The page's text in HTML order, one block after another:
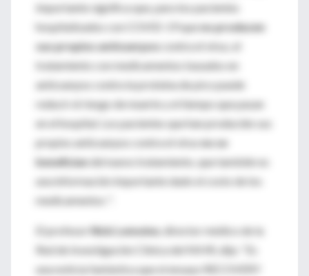
importante significa que, para los pacientes
hospitalizados con COVID-19 queno producen
sus propios anticuerposcontra el virus, el
tratamiento con medicamentos basados ​​en
anticuerpos contra la proteína de pico puede
reducir el riesgo de muerte y el tiempo que pasan
en el hospital. Los pacientes que han producido sus
propios anticuerpos contra el virusno se
beneficiandel nuevo tratamiento, que también es
una información importante dado el costo de los
medicamentos ".
El profesor Nick Lemoine, director médico de la
Red de Investigación Clínica del NIHR, dijo: “Es
una noticia fantástica que el ensayo RECOVERY